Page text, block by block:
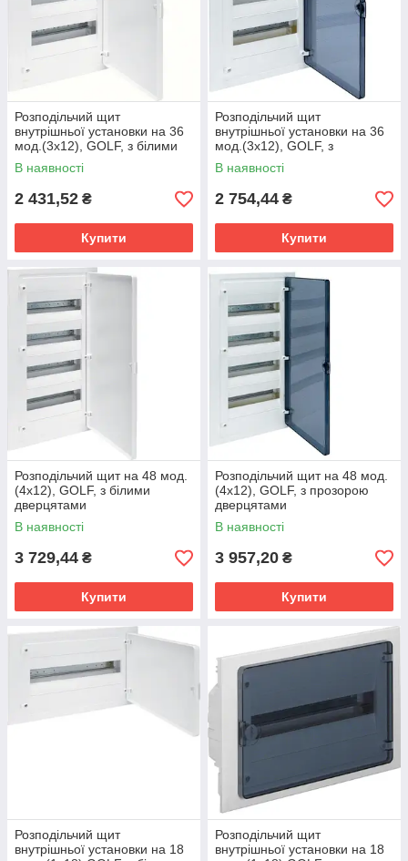
Розподільчий щит
внутрішньої установки на 36
мод.(3х12), GOLF, з білими
дверцятами
В наявності
2 431,52 ₴
Купити
Розподільчий щит
внутрішньої установки на 36
мод.(3х12), GOLF, з
прозорою дверцятами
В наявності
2 754,44 ₴
Купити
Розподільчий щит на 48 мод.
(4х12), GOLF, з білими
дверцятами
В наявності
3 729,44 ₴
Купити
Розподільчий щит на 48 мод.
(4х12), GOLF, з прозорою
дверцятами
В наявності
3 957,20 ₴
Купити
Розподільчий щит
внутрішньої установки на 18
Розподільчий щит
внутрішньої установки на 18